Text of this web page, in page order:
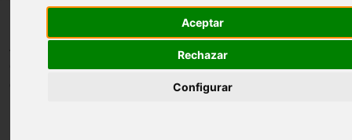
Aceptar
Rechazar
Configurar
Las gafas de sol son un tipo de accesorios útil y necesario.
expuestos al sol, lo que conlleva unos riesgos para los ojos
gafas de solnos ayudan a